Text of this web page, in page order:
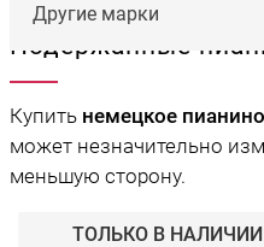
Подержанные
Купить немецкое
может незначительно
меньшую сторону.
ТОЛЬКО В НАЛИЧИИ
Другие марки